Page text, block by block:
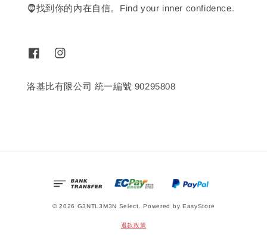
🧔找到你的內在自信。Find your inner confidence.
洛基比有限公司 統一編號 90295808
© 2026 G3NTL3M3N Select. Powered by EasyStore
退款政策